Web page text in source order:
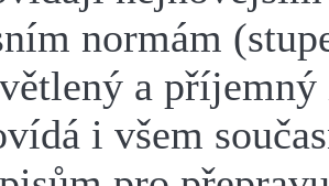
normám
a
i všem